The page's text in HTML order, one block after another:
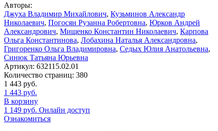
Авторы:
Джуха Владимир Михайлович, Кузьминов Александр
Николаевич, Погосян Рузанна Робертовна, Юрков Андрей
Александрович, Мищенко Константин Николаевич, Карпова
Ольга Константинова, Лобахина Наталья Александровна,
Григоренко Ольга Владимировна, Седых Юлия Анатольевна,
Синюк Татьяна Юрьевна
Артикул: 632115.02.01
Количество страниц: 380
1 443 руб.
1 443 руб.
В корзину
1 149 руб. Онлайн доступ
Ознакомиться